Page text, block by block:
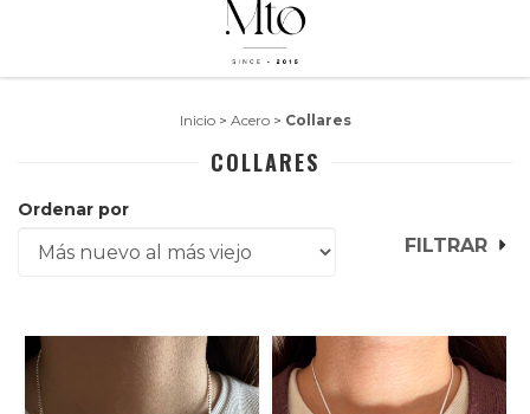
Inicio > Acero > Collares
COLLARES
Ordenar por
FILTRAR